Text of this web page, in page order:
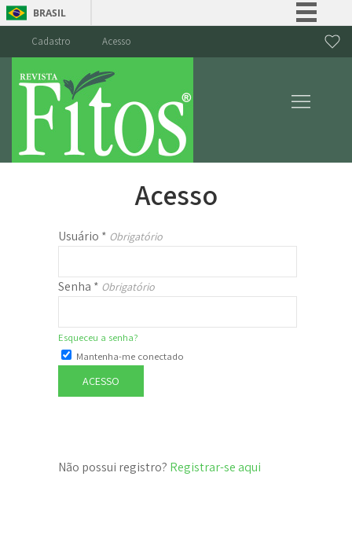
BRASIL
Canais
Cadastro Acesso
Acesso
Usuário * Obrigatório
Senha * Obrigatório
Esqueceu a senha?
Mantenha-me conectado
ACESSO
Não possui registro? Registrar-se aqui